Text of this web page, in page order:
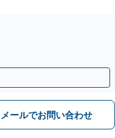
メールでお問い合わせ